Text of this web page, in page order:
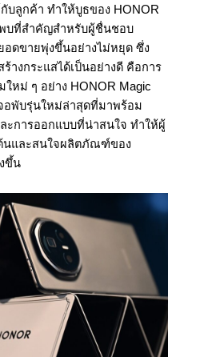
บลูกค้า ทำให้บูธของ HONOR
บที่สำคัญสำหรับผู้ชื่นชอบ
อดขายพุ่งขึ้นอย่างไม่หยุด ซึ่ง
างกระแสได้เป็นอย่างดี คือการ
หม่ ๆ อย่าง HONOR Magic
อพับรุ่นใหม่ล่าสุดที่มาพร้อม
ะการออกแบบที่น่าสนใจ ทำให้ผู้
นและสนใจผลิตภัณฑ์ของ
ขึ้น